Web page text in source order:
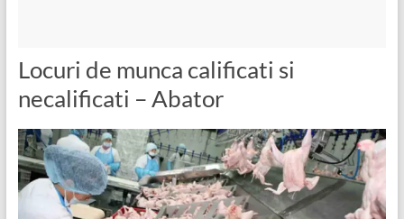
Locuri de munca calificati si
necalificati – Abator